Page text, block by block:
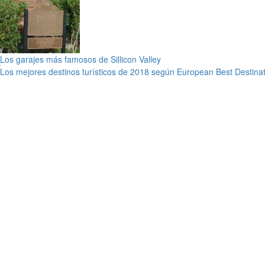
Los garajes más famosos de Sillicon Valley
Los mejores destinos turísticos de 2018 según European Best